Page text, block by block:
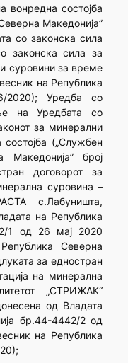
вонредна состојба
Македонија”
со законска сила
законска сила за
суровини за време
на Република
2020); Уредба со
на Уредбата со
за минерални
(„Службен
број
договорот за
суровина –
с.Лабуништа,
на Република
1 од 26 мај 2020
Северна
за едностран
на минерална
„СТРИЖАК“
од Владата
бр.44-4442/2 од
на Република